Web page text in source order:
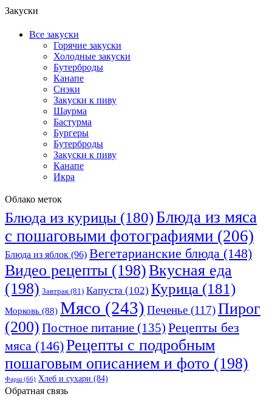
Закуски
Все закуски
Горячие закуски
Холодные закуски
Бутерброды
Канапе
Снэки
Закуски к пиву
Шаурма
Бастурма
Бургеры
Бутерброды
Закуски к пиву
Канапе
Икра
Облако меток
Блюда из курицы (180)Блюда из мяса
с пошаговыми фотографиями (206)
Блюда из яблок (96) Вегетарианские блюда (148)
Видео рецепты (198)Вкусная еда
(198) Завтрак(81) Капуста (102) Курица (181)
Морковь (88) Мясо (243) Печенье (117)Пирог
(200) Постное питание (135) Рецепты без
мяса (146)Рецепты с подробным
пошаговым описанием и фото (198)
Фарш(66) Хлеб и сухари (84)
Обратная связь